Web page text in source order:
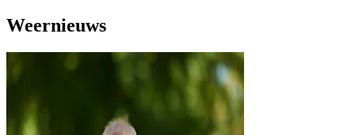
Weernieuws